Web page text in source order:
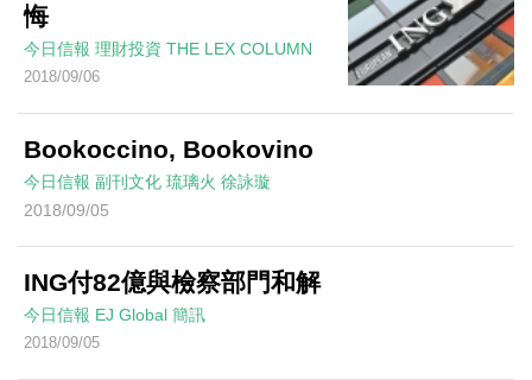
悔
今日信報 理財投資 THE LEX COLUMN
2018/09/06
Bookoccino, Bookovino
今日信報 副刊文化 琉璃火 徐詠璇
2018/09/05
ING付82億與檢察部門和解
今日信報 EJ Global 簡訊
2018/09/05